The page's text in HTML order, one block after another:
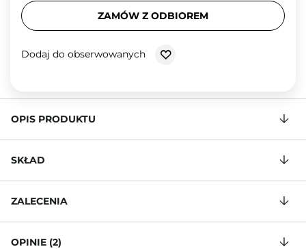
ZAMÓW Z ODBIOREM
Dodaj do obserwowanych
OPIS PRODUKTU
SKŁAD
ZALECENIA
OPINIE (2)